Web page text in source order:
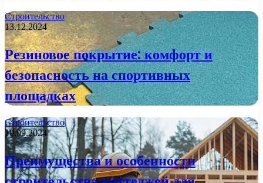
Строительство
13.12.2024
Резиновое покрытие: комфорт и
безопасность на спортивных
площадках
Строительство
10.09.2024
Преимущества и особенности